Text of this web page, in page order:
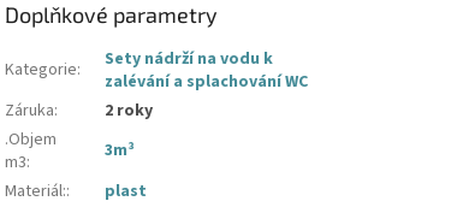
Doplňkové parametry
Kategorie:
Sety nádrží na vodu k
zalévání a splachování WC
Záruka:
2 roky
.Objem
m3:
3m³
Materiál::
plast